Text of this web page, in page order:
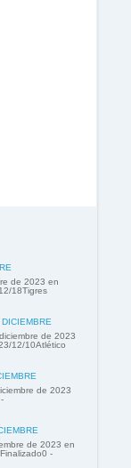
de 2023 en
18Tigres
de 2023
12/10Atlético
de 2023
de 2023 en
-